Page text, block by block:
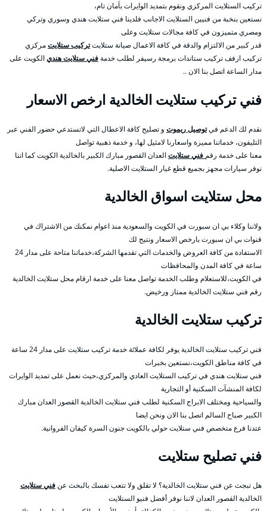
تركيب الستلايت المركزي ونقوم بتمديد الوايرات بأمان تام،
نستعين بنخبة من فنيين الستلايت الاجانب فلدينا فني ستلايت هندي وسوري وتركي
ومصري متميزون في كافة مجالات ستلايت وعلى
قدر كبير من الالتزام والدقة في كافة الاعمال صيانة ستلايتتركيب ستلايتمركزي
تركيب ارفف تركيب ستاندات برمجة رسيفر لطلب خدمةفني ستلايت هنديالكويت على
مدار الساعة اتصل بنا الان ..
فني تركيب ستلايت الخالدية ارخص الاسعار
نقدم لك الدعم فيتوصيل ريموت و تصليح كافة الاعطال التي لاتستدعي حضور الفني عبر
التليفون، خدماتنا مميزة واسعارنا لامثيل لها، و خدمة ذهبية تواصل
معنا على خدمة رقم فني ستلايتالعدان القصور مبارك الكبير بالخالدية الكويت كما اننا
نوفر سيارات مجهز بجميع قطع غيار الستلايت الاصلية.
محل ستلايت اسواق الخالدية
ولاننا وكلاء بي ان سبورت في الكويت والسعودية منذ اعوام نمكنك من الاشتراك في
قنوات بي ان سبورت بارخص الاسعار ونتيح لك
الاستفادة من كافة العروض والخدمات التي تقدمها الشركة،خدماتنا متاحة على مدار 24
ساعة في كافة المدن والمحافظات
في الكويت،للاستعلام وطلب الخدمة تواصل معنا على خدمة ارقام محل ستلايت الخالدية
رقم فني ستلايت الخالدية ممتاز ورخيض.
تركيب ستلايت الخالدية
فني تركيب ستلايت الخالدية يوفر لكافة عملائة خدمة تركيب ستلايت على مدار 24 ساعة
في كافة مناطق الكويت،نستعين بخبرات
فني ستلايت هندي في تركيب الستلايت العادي والمركزي،حيث نعمل على تمديد الوايرات
لكافة المنشآت السكنية أو التجارية
والسياحية ومختلف الابراج السكنية لطلب فني ستلايت الخالدية القصور العدان مبارك
الكبير صباح السالم اتصل بنا الان ونحن ايضا
عتدنا فرع متخصص فني ستلايت حولي بالكويت جنون السرة كيفان الفروانية.
فني تصليح ستلايت
هل تبجث عن فني ستلايت الخالدية؟ لا تقلق ولا تتعب تفسك بالبحث عنفني ستلايت
الخالدية القصور العدان لاننا نوفر أفضل فنيو الستلايت